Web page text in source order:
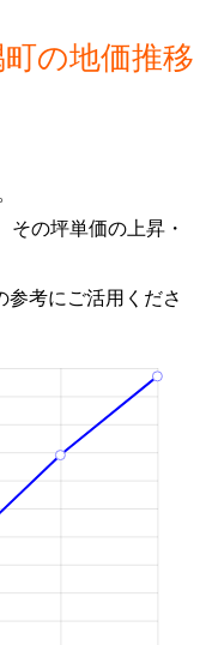
の地価推移
の坪単価の上昇・
考にご活用くださ